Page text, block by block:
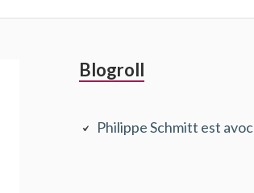
Barre
principale
Blogroll
Philippe Schmitt est